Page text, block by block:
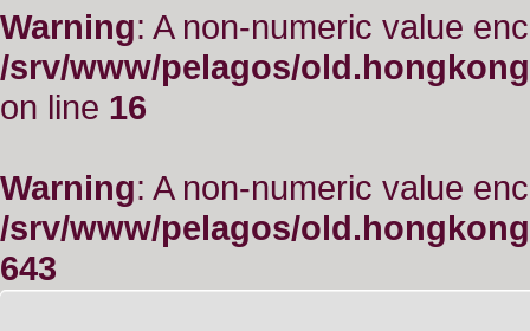
Warning: A non-numeric value
/srv/www/pelagos/
on line 16
Warning: A non-numeric value
/srv/www/pelagos/
643